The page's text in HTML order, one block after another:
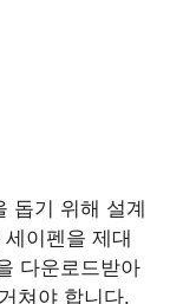
돕기 위해 설계
이펜을 제대
다운로드받아
쳐야 합니다.